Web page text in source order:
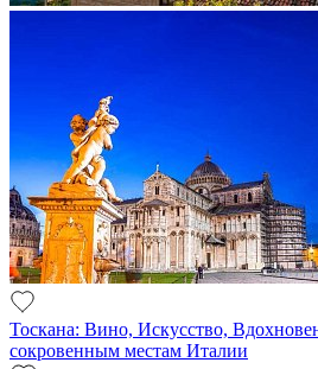
Тоскана: Вино, Искусство,
сокровенным местам Италии